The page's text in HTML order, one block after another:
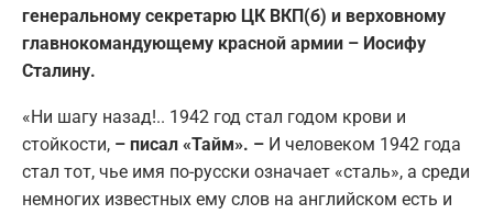
генеральному секретарю ЦК ВКП(б) и верховному
главнокомандующему красной армии – Иосифу
Сталину.
«Ни шагу назад!.. 1942 год стал годом крови и
стойкости, – писал «Тайм». – И человеком 1942 года
стал тот, чье имя по-русски означает «сталь», а среди
немногих известных ему слов на английском есть и